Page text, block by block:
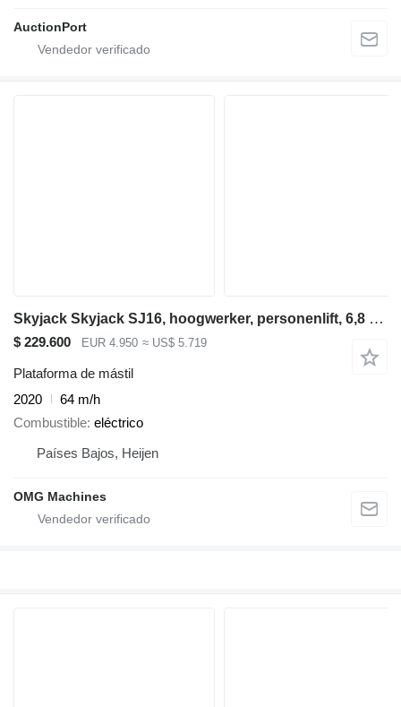
AuctionPort
Skyjack Skyjack SJ16, hoogwerker, personenlift, 6,8 meter
$ 229.600 EUR 4.950 ≈ US$ 5.719
Plataforma de mástil
2020
64 m/h
Combustible eléctrico
Países Bajos, Heijen
OMG Machines